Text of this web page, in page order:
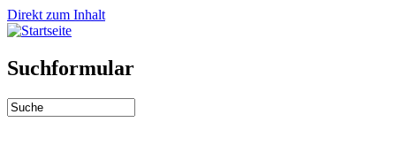
Direkt zum Inhalt
Suchformular